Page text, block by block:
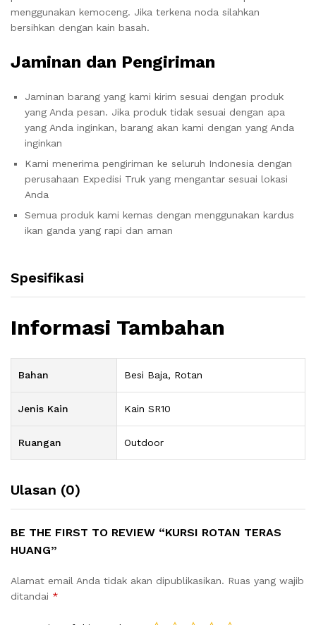
menggunakan kemoceng. Jika terkena noda silahkan
bersihkan dengan kain basah.
Jaminan dan Pengiriman
Jaminan barang yang kami kirim sesuai dengan produk
yang Anda pesan. Jika produk tidak sesuai dengan apa
yang Anda inginkan, barang akan kami dengan yang Anda
inginkan
Kami menerima pengiriman ke seluruh Indonesia dengan
perusahaan Expedisi Truk yang mengantar sesuai lokasi
Anda
Semua produk kami kemas dengan menggunakan kardus
ikan ganda yang rapi dan aman
Spesifikasi
Informasi Tambahan
Bahan Besi Baja, Rotan
Jenis Kain Kain SR10
Ruangan Outdoor
Ulasan (0)
BE THE FIRST TO REVIEW “KURSI ROTAN TERAS
HUANG”
Alamat email Anda tidak akan dipublikasikan. Ruas yang wajib
ditandai *